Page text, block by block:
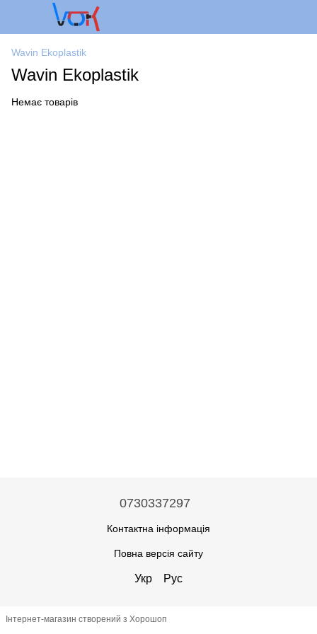
Wavin Ekoplastik
Wavin Ekoplastik
Немає товарів
0730337297
Контактна інформація
Повна версія сайту
Укр Рус
Інтернет-магазин створений з Хорошоп